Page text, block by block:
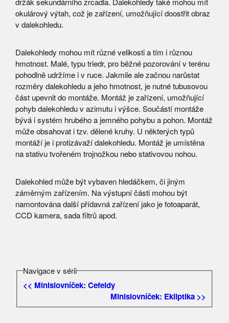
okulárový výtah, což je zařízení, umožňující doostřit obraz
v dalekohledu.
Dalekohledy mohou mít různé velikosti a tím i různou
hmotnost. Malé, typu triedr, pro běžné pozorování v terénu
pohodlně udržíme i v ruce. Jakmile ale začnou narůstat
rozměry dalekohledu a jeho hmotnost, je nutné tubusovou
část upevnit do montáže. Montáž je zařízení, umožňující
pohyb dalekohledu v azimutu i výšce. Součástí montáže
bývá i systém hrubého a jemného pohybu a pohon. Montáž
může obsahovat i tzv. dělené kruhy. U některých typů
montáží je i protizávaží dalekohledu. Montáž je umístěna
na stativu tvořeném trojnožkou nebo stativovou nohou.
Dalekohled může být vybaven hledáčkem, či jiným
záměrným zařízením. Na výstupní části mohou být
namontována další přídavná zařízení jako je fotoaparát,
CCD kamera, sada filtrů apod.
Navigace v sérii
<< Minislovníček: Cefeidy
Minislovníček: Ekliptika >>